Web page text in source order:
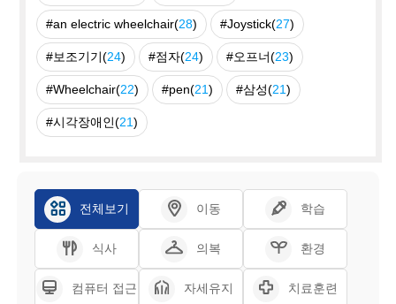
#an electric wheelchair(28) #Joystick(27)
#보조기기(24) #점자(24) #오프너(23)
#Wheelchair(22) #pen(21) #삼성(21)
#시각장애인(21)
전체보기 이동 학습
식사 의복 환경
컴퓨터 접근 자세유지 치료훈련